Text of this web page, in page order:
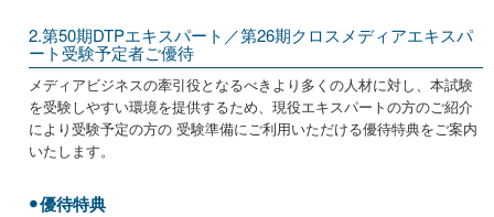
2.第50期DTPエキスパート／第26期クロスメディアエキスパ
ート受験予定者ご優待
メディアビジネスの牽引役となるべきより多くの人材に対し、本試験
を受験しやすい環境を提供するため、現役エキスパートの方のご紹介
により受験予定の方の 受験準備にご利用いただける優待特典をご案内
いたします。
優待特典